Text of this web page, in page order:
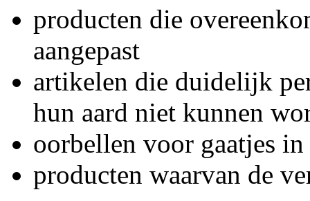
producten die
aangepast
artikelen die duidelijk
hun aard niet kunnen
oorbellen voor gaatjes in
producten waarvan de